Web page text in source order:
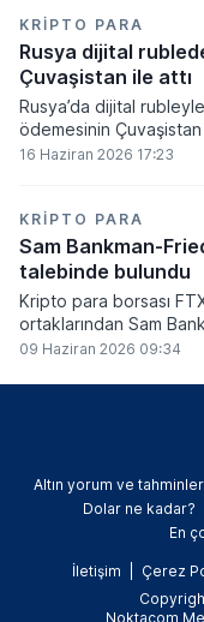
KRIPTO PARA
Rusya dijital
Çuvaşistan ile attı
Rusya’da dijital
ödemesinin
gerçekleştirildiği
16 Haziran 2026 17:23
KRIPTO PARA
Sam Bankman-
talebinde bulundu
Kripto para borsası
ortaklarından Sam
Başkanı Donald
09 Haziran 2026 09:34
Altın yorum ve
Dolar ne kadar?
En
İletişim Çerez
Noktacom